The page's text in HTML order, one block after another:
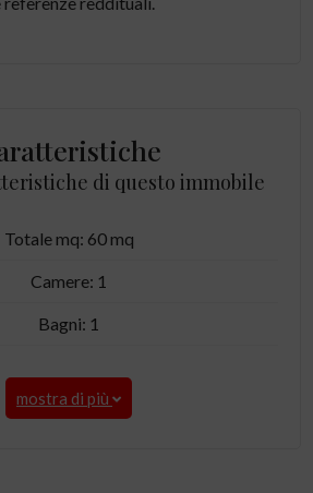
di questo immobile
Totale mq: 60 mq
Camere: 1
Bagni: 1
mostra di più